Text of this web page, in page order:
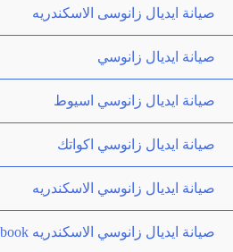
صيانة ايديال زانوسى الاسكندريه
صيانة ايديال زانوسي
صيانة ايديال زانوسي اسيوط
صيانة ايديال زانوسي اكواتك
صيانة ايديال زانوسي الاسكندريه
صيانة ايديال زانوسي الاسكندريه facebook